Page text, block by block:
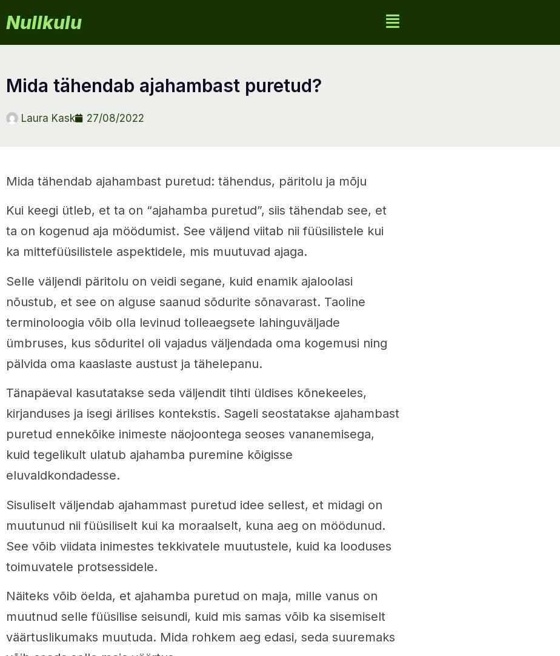
Nullkulu
mida tähendab ajahambast puretud?
Laura Kask 27/08/2022
Mida tähendab ajahambast puretud: tähendus, päritolu ja mõju
Kui keegi ütleb, et ta on “ajahamba puretud”, siis tähendab see, et
ta on kogenud aja möödumist. See väljend viitab nii füüsilistele kui
ka mittefüüsilistele aspektidele, mis muutuvad ajaga.
Selle väljendi päritolu on veidi segane, kuid enamik ajaloolasi
nõustub, et see on alguse saanud sõdurite sõnavarast. Taoline
terminoloogia võib olla levinud tolleaegsete lahinguväljade
ümbruses, kus sõduritel oli vajadus väljendada oma kogemusi ning
pälvida oma kaaslaste austust ja tähelepanu.
Tänapäeval kasutatakse seda väljendit tihti üldises kõnekeeles,
kirjanduses ja isegi ärilises kontekstis. Sageli seostatakse ajahambast
puretud ennekõike inimeste näojoontega seoses vananemisega,
kuid tegelikult ulatub ajahamba puremine kõigisse
eluvaldkondadesse.
Sisuliselt väljendab ajahammast puretud idee sellest, et midagi on
muutunud nii füüsiliselt kui ka moraalselt, kuna aeg on möödunud.
See võib viidata inimestes tekkivatele muutustele, kuid ka looduses
toimuvatele protsessidele.
Näiteks võib öelda, et ajahamba puretud on maja, mille vanus on
muutnud selle füüsilise seisundi, kuid mis samas võib ka sisemiselt
väärtuslikumaks muutuda. Mida rohkem aeg edasi, seda suuremaks